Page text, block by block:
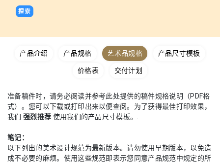
探索
产品介绍 产品规格 艺术品规格 产品尺寸模板
价格表 交付计划
准备稿件时，请务必阅读并参考此处提供的稿件规格说明（PDF格
式）。您可以下载或打印出来以便查阅。为了获得最佳打印效果，
我们 强烈推荐 使用我们的产品尺寸模板。.
笔记：
以下列出的美术设计规范为最新版本。请勿使用早期版本，以免造
成不必要的麻烦。使用这些规范即表示您同意产品规范中规定的所